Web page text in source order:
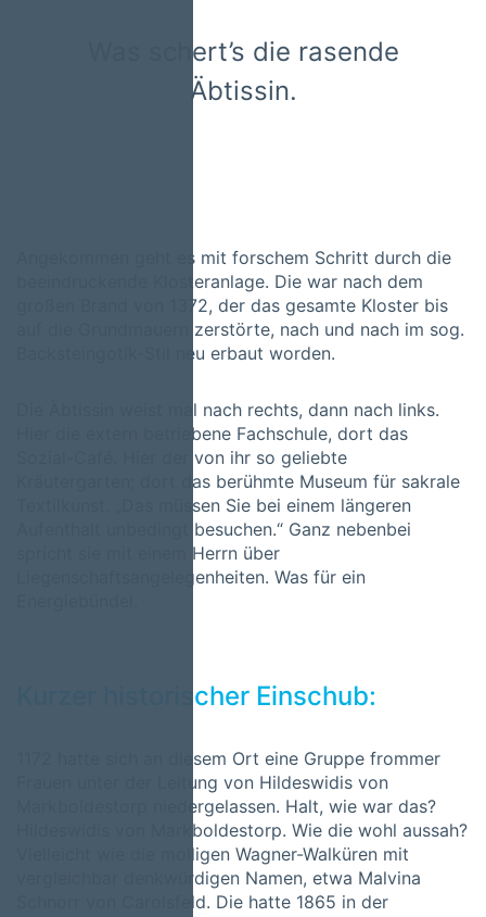
Was schert’s die rasende
Äbtissin.
Angekommen geht es mit forschem Schritt durch die
beeindruckende Klosteranlage. Die war nach dem
großen Brand von 1372, der das gesamte Kloster bis
auf die Grundmauern zerstörte, nach und nach im sog.
Backsteingotik-Stil neu erbaut worden.
Die Äbtissin weist mal nach rechts, dann nach links.
Hier die extern betriebene Fachschule, dort das
Sozial-Café. Hier der von ihr so geliebte
Kräutergarten; dort das berühmte Museum für sakrale
Textilkunst. „Das müssen Sie bei einem längeren
Aufenthalt unbedingt besuchen.“ Ganz nebenbei
spricht sie mit einem Herrn über
Liegenschaftsangelegenheiten. Was für ein
Kurzer historischer Einschub:
1172 hatte sich an diesem Ort eine Gruppe frommer
Frauen unter der Leitung von Hildeswidis von
Markboldestorp niedergelassen. Halt, wie war das?
Hildeswidis von Markboldestorp. Wie die wohl aussah?
Vielleicht wie die molligen Wagner-Walküren mit
vergleichbar denkwürdigen Namen, etwa Malvina
Schnorr von Carolsfeld. Die hatte 1865 in der